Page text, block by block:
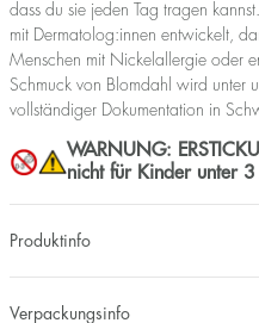
dass du sie jeden Tag tragen
mit Dermatolog:innen entwickelt,
Menschen mit Nickelallergie oder
Schmuck von Blomdahl wird unter
vollständiger Dokumentation in
WARNUNG:
nicht für Kinder unter 3
Produktinfo
Verpackungsinfo